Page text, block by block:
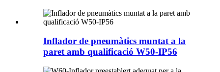
Inflador de pneumàtics muntat a la
paret amb qualificació W50-IP56